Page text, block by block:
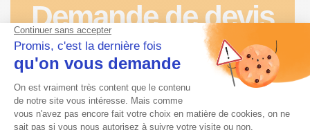
Demande de devis